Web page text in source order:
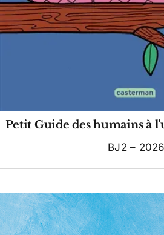
Petit Guide des humains à
BJ2 – 2026